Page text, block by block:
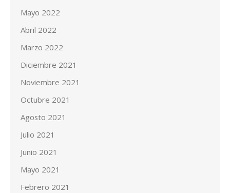
Mayo 2022
Abril 2022
Marzo 2022
Diciembre 2021
Noviembre 2021
Octubre 2021
Agosto 2021
Julio 2021
Junio 2021
Mayo 2021
Febrero 2021